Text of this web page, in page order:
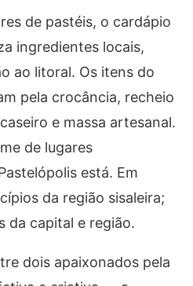
de pastéis, o cardápio
ingredientes locais,
ao litoral. Os itens do
pela crocância, recheio
e massa artesanal.
de lugares
está. Em
da região sisaleira;
da capital e região.
dois apaixonados pela